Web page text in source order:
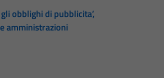
obblighi di pubblicita’,
amministrazioni